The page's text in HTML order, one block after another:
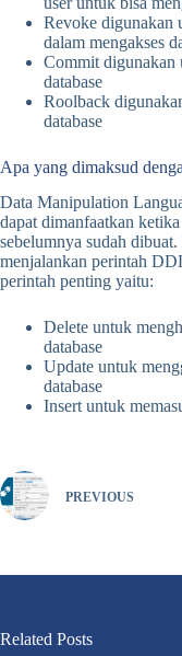
Revoke digunakan
dalam mengakses
Commit digunakan
database
Roolback
database
Apa yang dimaksud
Data Manipulation
dapat dimanfaatkan
sebelumnya sudah
menjalankan perintah
perintah penting yaitu:
Delete untuk
database
Update untuk
database
Insert untuk
PREVIOUS
Related Posts